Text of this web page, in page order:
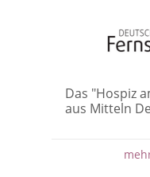
Das "Hospiz
aus Mitteln